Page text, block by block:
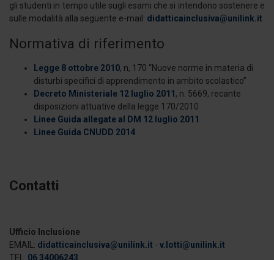
con altre informazioni che ha fornito loro o che hanno
raccolto dal suo utilizzo dei loro servizi.
gli studenti in tempo utile sugli esami che si intendono sostenere e
sulle modalità alla seguente e-mail: didatticainclusiva@unilink.it
Normativa di riferimento
Legge 8 ottobre 2010, n, 170 “Nuove norme in materia di
disturbi specifici di apprendimento in ambito scolastico”
Decreto Ministeriale 12 luglio 2011 , n. 5669, recante
disposizioni attuative della legge 170/2010
Linee Guida allegate al DM 12 luglio 2011
Linee Guida CNUDD 2014
Contatti
Ufficio Inclusione
EMAIL: didatticainclusiva@unilink.it - v.lotti@unilink.it
TEL: 06 34006243